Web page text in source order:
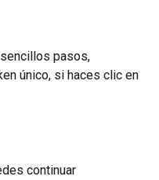
pasos,
único, si haces clic en
continuar